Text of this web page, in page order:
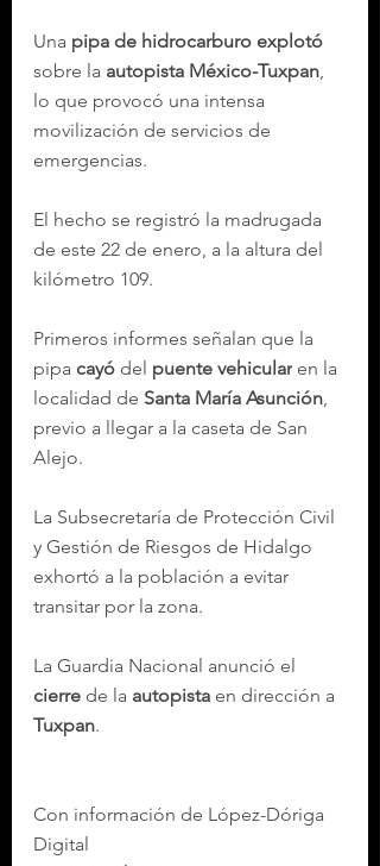
Una pipa de hidrocarburo explotó
sobre la autopista México-Tuxpan
lo que provocó una intensa
movilización de servicios de
emergencias.
El hecho se registró la madrugada
de este 22 de enero, a la altura del
kilómetro 109.
Primeros informes señalan que la
pipa cayó del puente vehicular en la
localidad de Santa María Asunción
previo a llegar a la caseta de San
Alejo.
La Subsecretaría de Protección Civil
y Gestión de Riesgos de Hidalgo
exhortó a la población a evitar
transitar por la zona.
La Guardia Nacional anunció el
cierre de la autopista en dirección a
Tuxpan.
Con información de López-Dóriga
Digital